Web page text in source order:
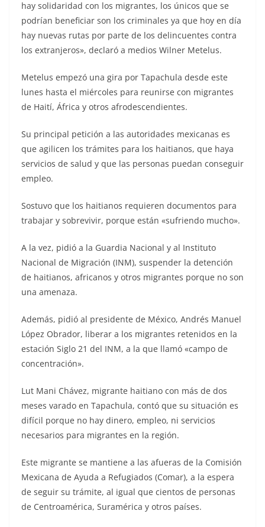
hay solidaridad con los migrantes, los únicos que se
podrían beneficiar son los criminales ya que hoy en día
hay nuevas rutas por parte de los delincuentes contra
los extranjeros», declaró a medios Wilner Metelus.
Metelus empezó una gira por Tapachula desde este
lunes hasta el miércoles para reunirse con migrantes
de Haití, África y otros afrodescendientes.
Su principal petición a las autoridades mexicanas es
que agilicen los trámites para los haitianos, que haya
servicios de salud y que las personas puedan conseguir
empleo.
Sostuvo que los haitianos requieren documentos para
trabajar y sobrevivir, porque están «sufriendo mucho».
A la vez, pidió a la Guardia Nacional y al Instituto
Nacional de Migración (INM), suspender la detención
de haitianos, africanos y otros migrantes porque no son
una amenaza.
Además, pidió al presidente de México, Andrés Manuel
López Obrador, liberar a los migrantes retenidos en la
estación Siglo 21 del INM, a la que llamó «campo de
concentración».
Lut Mani Chávez, migrante haitiano con más de dos
meses varado en Tapachula, contó que su situación es
difícil porque no hay dinero, empleo, ni servicios
necesarios para migrantes en la región.
Este migrante se mantiene a las afueras de la Comisión
Mexicana de Ayuda a Refugiados (Comar), a la espera
de seguir su trámite, al igual que cientos de personas
de Centroamérica, Suramérica y otros países.